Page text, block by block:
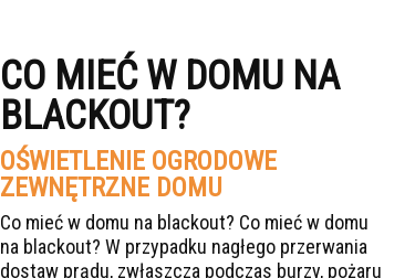
CO MIEĆ W DOMU NA
BLACKOUT?
OŚWIETLENIE OGRODOWE
ZEWNĘTRZNE DOMU
Co mieć w domu na blackout? Co mieć w domu
na blackout? W przypadku nagłego przerwania
dostaw prądu, zwłaszcza podczas burzy, pożaru